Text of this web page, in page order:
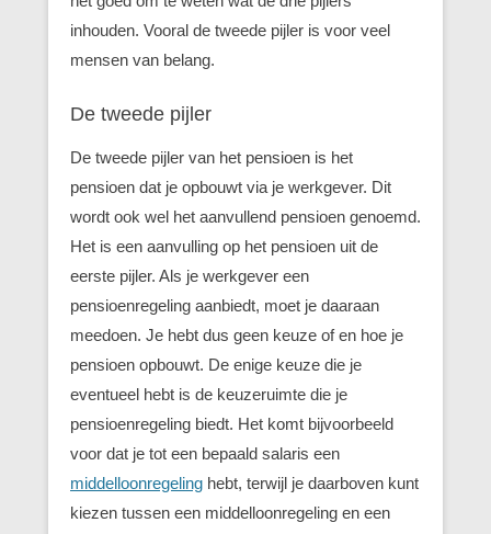
inhouden. Vooral de tweede pijler is voor veel
mensen van belang.
De tweede pijler
De tweede pijler van het pensioen is het
pensioen dat je opbouwt via je werkgever. Dit
wordt ook wel het aanvullend pensioen genoemd.
Het is een aanvulling op het pensioen uit de
eerste pijler. Als je werkgever een
pensioenregeling aanbiedt, moet je daaraan
meedoen. Je hebt dus geen keuze of en hoe je
pensioen opbouwt. De enige keuze die je
eventueel hebt is de keuzeruimte die je
pensioenregeling biedt. Het komt bijvoorbeeld
voor dat je tot een bepaald salaris een
middelloonregeling hebt, terwijl je daarboven kunt
kiezen tussen een middelloonregeling en een